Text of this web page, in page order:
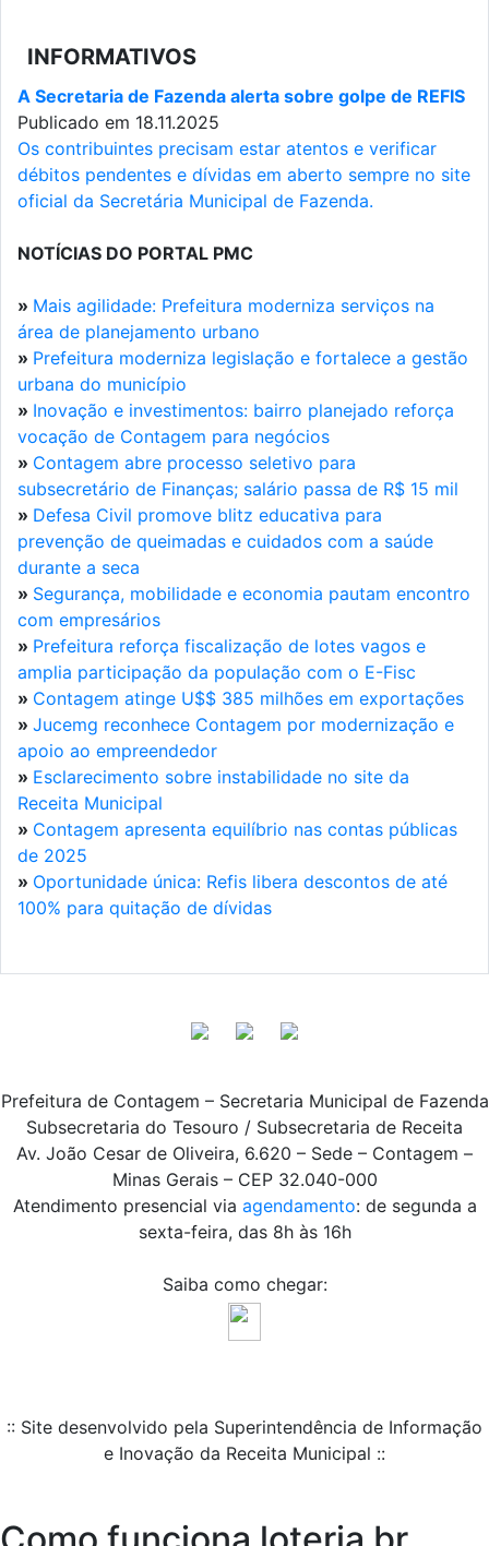
INFORMATIVOS
A Secretaria de Fazenda alerta sobre golpe de REFIS
Publicado em 18.11.2025
Os contribuintes precisam estar atentos e verificar
débitos pendentes e dívidas em aberto sempre no site
oficial da Secretária Municipal de Fazenda.
NOTÍCIAS DO PORTAL PMC
» Mais agilidade: Prefeitura moderniza serviços na
área de planejamento urbano
» Prefeitura moderniza legislação e fortalece a gestão
urbana do município
» Inovação e investimentos: bairro planejado reforça
vocação de Contagem para negócios
» Contagem abre processo seletivo para
subsecretário de Finanças; salário passa de R$ 15 mil
» Defesa Civil promove blitz educativa para
prevenção de queimadas e cuidados com a saúde
durante a seca
» Segurança, mobilidade e economia pautam encontro
com empresários
» Prefeitura reforça fiscalização de lotes vagos e
amplia participação da população com o E-Fisc
» Contagem atinge U$$ 385 milhões em exportações
» Jucemg reconhece Contagem por modernização e
apoio ao empreendedor
» Esclarecimento sobre instabilidade no site da
Receita Municipal
» Contagem apresenta equilíbrio nas contas públicas
de 2025
» Oportunidade única: Refis libera descontos de até
100% para quitação de dívidas
Prefeitura de Contagem – Secretaria Municipal de Fazenda
Subsecretaria do Tesouro / Subsecretaria de Receita
Av. João Cesar de Oliveira, 6.620 – Sede – Contagem –
Minas Gerais – CEP 32.040-000
Atendimento presencial via agendamento: de segunda a
sexta-feira, das 8h às 16h
Saiba como chegar:
:: Site desenvolvido pela Superintendência de Informação
e Inovação da Receita Municipal ::